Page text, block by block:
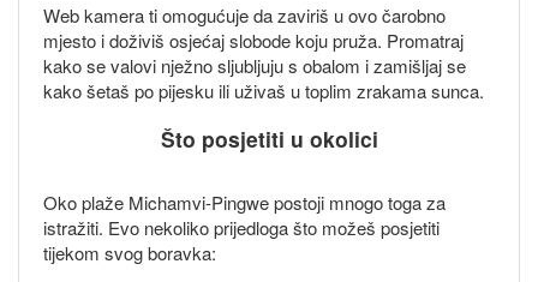
Web kamera ti omogućuje da zaviriš u ovo čarobno
mjesto i doživiš osjećaj slobode koju pruža. Promatraj
kako se valovi nježno sljubljuju s obalom i zamišljaj se
kako šetaš po pijesku ili uživaš u toplim zrakama sunca.
Što posjetiti u okolici
Oko plaže Michamvi-Pingwe postoji mnogo toga za
istražiti. Evo nekoliko prijedloga što možeš posjetiti
tijekom svog boravka: